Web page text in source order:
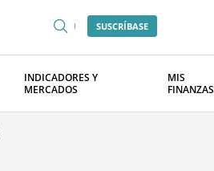
SUSCRÍBASE
INDICADORES Y
MERCADOS
MIS
FINANZAS